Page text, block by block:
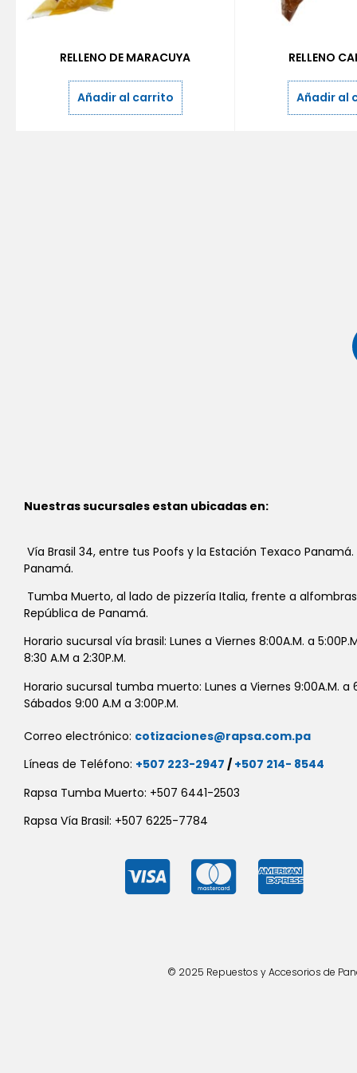
RELLENO DE MARACUYA
Añadir al carrito
RELLENO
Añadir al
Nuestras sucursales estan ubicadas en:
Vía Brasil 34, entre tus Poofs y la Estación Texaco
Panamá.
Tumba Muerto, al lado de pizzería Italia, frente a
República de Panamá.
Horario sucursal vía brasil: Lunes a Viernes 8:00A.M. a
8:30 A.M a 2:30P.M.
Horario sucursal tumba muerto: Lunes a Viernes 9:00A.M. a
Sábados 9:00 A.M a 3:00P.M.
Correo electrónico: cotizaciones@rapsa.com.pa
Líneas de Teléfono: +507 223-2947 / +507 214- 8544
Rapsa Tumba Muerto: +507 6441-2503
Rapsa Vía Brasil: +507 6225-7784
© 2025 Repuestos y Accesorios de